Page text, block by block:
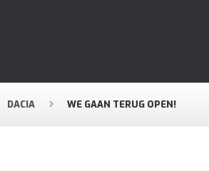
DACIA WE GAAN TERUG OPEN!